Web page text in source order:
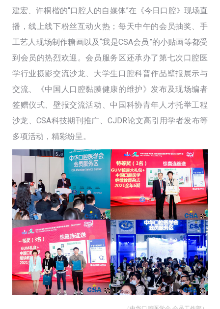
建宏、许桐楷的“口腔人的自媒体”在《今日口腔》现场直
播，线上线下粉丝互动火热；每天中午的会员抽奖、手
工艺人现场制作糖画以及“我是CSA会员”的小贴画等都受
到会员的热烈欢迎。会员服务区还承办了第七次口腔医
学行业摄影交流沙龙、大学生口腔科普作品壁报展示与
交流、《中国人口腔黏膜健康的维护》发布及现场编者
签赠仪式、壁报交流活动、中国科协青年人才托举工程
沙龙、CSA科技期刊推广、CJDR论文高引用学者发布等
多项活动，精彩纷呈。